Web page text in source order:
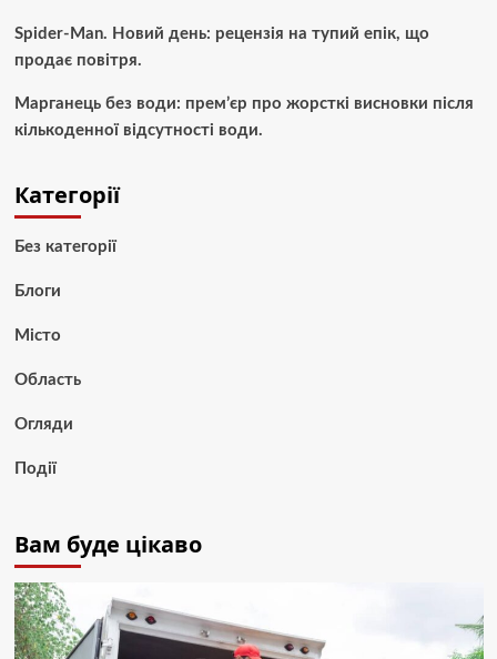
Spider-Man. Новий день: рецензія на тупий епік, що
продає повітря.
Марганець без води: прем’єр про жорсткі висновки після
кількоденної відсутності води.
Категорії
Без категорії
Блоги
Місто
Область
Огляди
Події
Вам буде цікаво